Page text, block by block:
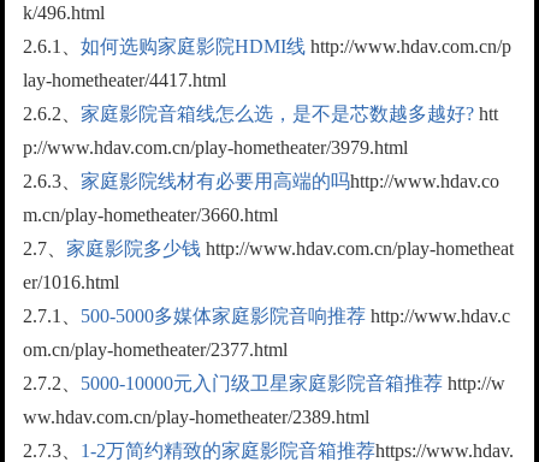
k/496.html
2.6.1、如何选购家庭影院HDMI线 http://www.hdav.com.cn/p
lay-hometheater/4417.html
2.6.2、家庭影院音箱线怎么选，是不是芯数越多越好? htt
p://www.hdav.com.cn/play-hometheater/3979.html
2.6.3、家庭影院线材有必要用高端的吗http://www.hdav.co
m.cn/play-hometheater/3660.html
2.7、家庭影院多少钱 http://www.hdav.com.cn/play-hometheat
er/1016.html
2.7.1、 500-5000多媒体家庭影院音响推荐 http://www.hdav.c
om.cn/play-hometheater/2377.html
2.7.2、 5000-10000元入门级卫星家庭影院音箱推荐 http://w
ww.hdav.com.cn/play-hometheater/2389.html
2.7.3、 1-2万简约精致的家庭影院音箱推荐https://www.hdav.